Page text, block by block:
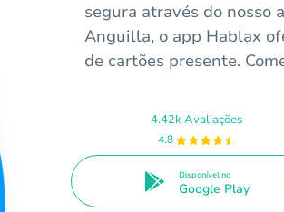
segura através do nosso
Anguilla, o app Hablax
de cartões presente.
4.42k Avaliações
4.8
Disponível no
Google Play